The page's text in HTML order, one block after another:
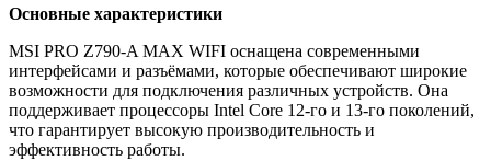
Основные характеристики
MSI PRO Z790-A MAX WIFI оснащена современными
интерфейсами и разъёмами, которые обеспечивают широкие
возможности для подключения различных устройств. Она
поддерживает процессоры Intel Core 12-го и 13-го поколений,
что гарантирует высокую производительность и
эффективность работы.